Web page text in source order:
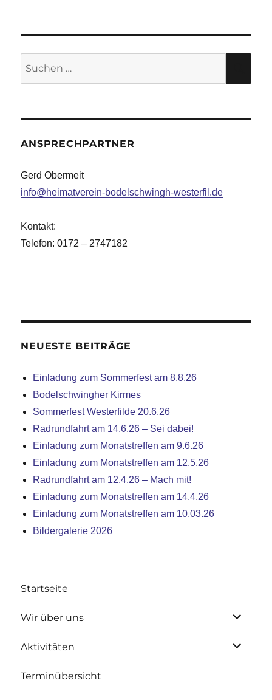
ANSPRECHPARTNER
Gerd Obermeit
info@heimatverein-bodelschwingh-westerfil.de
Kontakt:
Telefon: 0172 – 2747182
NEUESTE BEITRÄGE
Einladung zum Sommerfest am 8.8.26
Bodelschwingher Kirmes
Sommerfest Westerfilde 20.6.26
Radrundfahrt am 14.6.26 – Sei dabei!
Einladung zum Monatstreffen am 9.6.26
Einladung zum Monatstreffen am 12.5.26
Radrundfahrt am 12.4.26 – Mach mit!
Einladung zum Monatstreffen am 14.4.26
Einladung zum Monatstreffen am 10.03.26
Bildergalerie 2026
Startseite
Wir über uns
Aktivitäten
Terminübersicht